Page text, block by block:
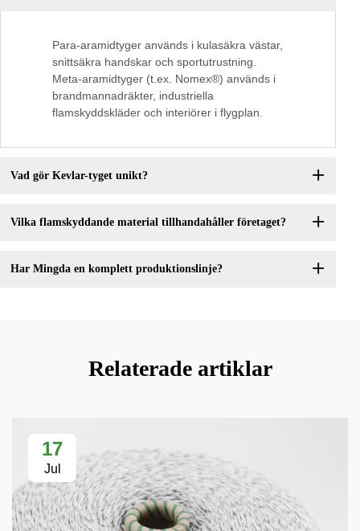
Para-aramidtyger används i kulasäkra västar,
snittsäkra handskar och sportutrustning.
Meta-aramidtyger (t.ex. Nomex®) används i
brandmannadräkter, industriella
flamskyddskläder och interiörer i flygplan.
Vad gör Kevlar-tyget unikt?
Vilka flamskyddande material tillhandahåller företaget?
Har Mingda en komplett produktionslinje?
Relaterade artiklar
17
Jul